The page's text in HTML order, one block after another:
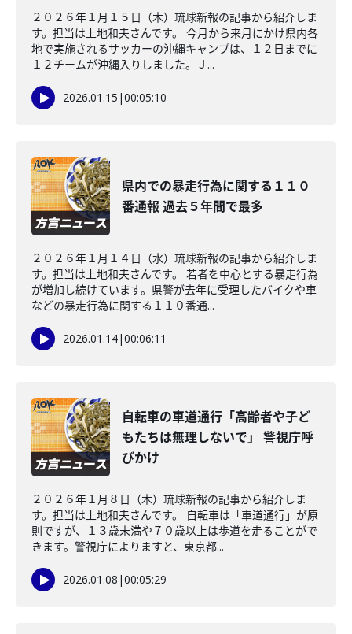
２０２６年１月１５日（木）琉球新報の記事から紹介しま
す。担当は上地和夫さんです。 今月から来月にかけ県内各
地で実施されるサッカーの沖縄キャンプは、１２日までに
１２チームが沖縄入りしました。Ｊ...
2026.01.15 |00:05:10
県内での暴走行為に関する１１０
番通報 過去５年間で最多
２０２６年１月１４日（水）琉球新報の記事から紹介しま
す。担当は上地和夫さんです。 若者を中心とする暴走行為
が増加し続けています。県警が去年に受理したバイクや車
などの暴走行為に関する１１０番通...
2026.01.14|00:06:11
自転車の車道通行「高齢者や子ど
もたちは無理しないで」 警視庁呼
びかけ
２０２６年１月８日（木）琉球新報の記事から紹介しま
す。担当は上地和夫さんです。 自転車は「車道通行」が原
則ですが、１３歳未満や７０歳以上は歩道を走ることがで
きます。警視庁によりますと、東京都...
2026.01.08 |00:05:29